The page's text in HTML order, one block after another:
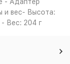
и вес- Высота:
Вес: 204 г